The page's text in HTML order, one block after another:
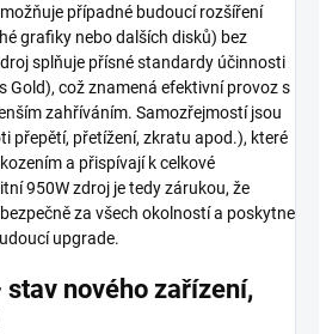
případné budoucí rozšíření
grafiky nebo dalších disků) bez
splňuje přísné standardy účinnosti
Gold), což znamená efektivní provoz s
zahříváním. Samozřejmostí jsou
přepětí, přetížení, zkratu apod.), které
a přispívají k celkové
950W zdroj je tedy zárukou, že
za všech okolností a poskytne
upgrade.
stav nového zařízení,